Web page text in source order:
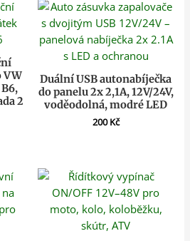
VW
2
Duální USB autonabíječka
do panelu 2x 2,1A, 12V/24V,
voděodolná, modré LED
200Kč